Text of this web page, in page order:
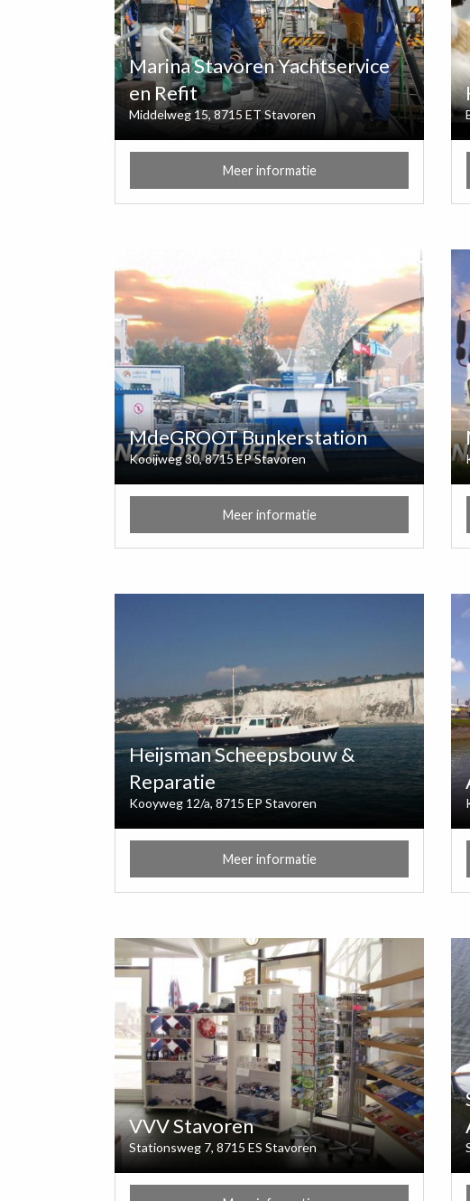
Marina Stavoren Yachtservice
en Refit
Middelweg 15, 8715 ET Stavoren
Meer informatie
MdeGROOT Bunkerstation
Kooijweg 30, 8715 EP Stavoren
Meer informatie
Heijsman Scheepsbouw &
Reparatie
Kooyweg 12/a, 8715 EP Stavoren
Meer informatie
VVV Stavoren
Stationsweg 7, 8715 ES Stavoren